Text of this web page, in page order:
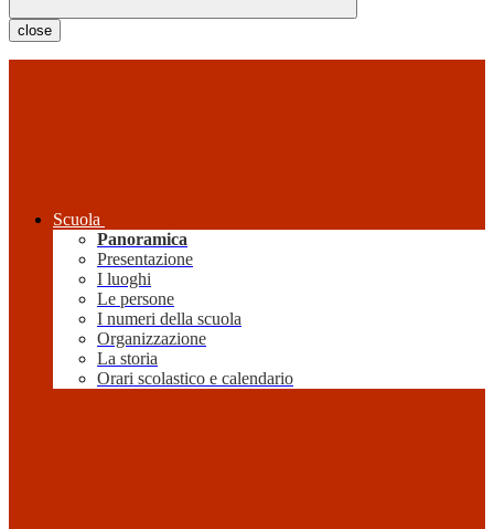
close
Scuola
Panoramica
Presentazione
I luoghi
Le persone
I numeri della scuola
Organizzazione
La storia
Orari scolastico e calendario